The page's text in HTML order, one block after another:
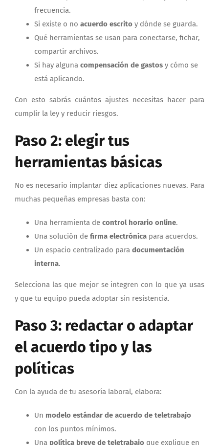
frecuencia.
Si existe o no acuerdo escrito y dónde se guarda.
Qué herramientas se usan para conectarse, fichar,
compartir archivos.
Si hay alguna compensación de gastos y cómo se
está aplicando.
Con esto sabrás cuántos ajustes necesitas hacer para
cumplir la ley y reducir riesgos.
Paso 2: elegir tus
herramientas básicas
No es necesario implantar diez aplicaciones nuevas. Para
muchas pequeñas empresas basta con:
Una herramienta de control horario online.
Una solución de firma electrónica para acuerdos.
Un espacio centralizado para documentación
interna.
Selecciona las que mejor se integren con lo que ya usas
y que tu equipo pueda adoptar sin resistencia.
Paso 3: redactar o adaptar
el acuerdo tipo y las
políticas
Con la ayuda de tu asesoría laboral, elabora:
Un modelo estándar de acuerdo de teletrabajo
con los puntos mínimos.
Una política breve de teletrabajo que explique en